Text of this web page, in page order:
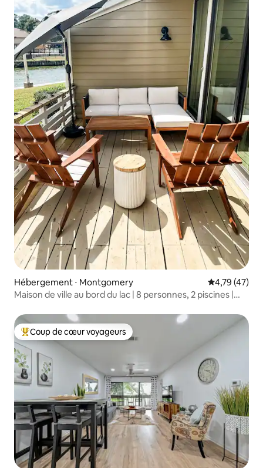
Hébergement ⋅ Montgomery Évaluation
4,79 (47)
Maison de ville au bord du lac | 8 personnes, 2 piscines |
Coups de cœur voyageurs les plus appréciés
Coup de cœur voyageurs